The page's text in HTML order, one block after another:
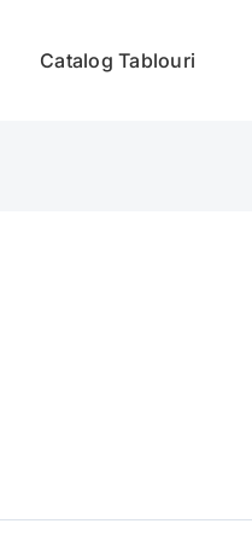
Catalog Tablouri